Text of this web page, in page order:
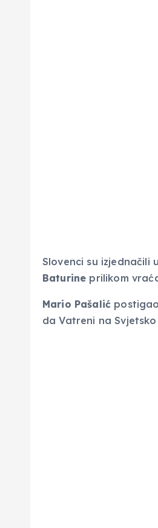
Slovenci su izjednačili
Baturine prilikom
Mario Pašalić
da Vatreni na